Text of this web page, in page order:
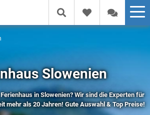
Slowenien
in Slowenien? Wir sind die Experten für
mehr als 20 Jahren! Gute Auswahl & Top Preise!